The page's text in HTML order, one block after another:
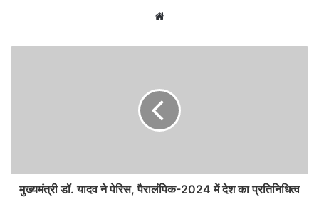
Website
मुख्यमंत्री डॉ. यादव ने पेरिस, पैरालंपिक-2024 में देश का प्रतिनिधित्व